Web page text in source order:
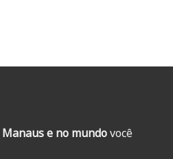
Manaus e no mundovocê